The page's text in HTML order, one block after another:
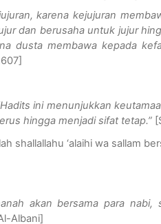
karena kejujuran
dan berusaha untuk jujur
dusta membawa kepada
]
ini menunjukkan
hingga menjadi sifat tetap.” [
shallallahu ‘alaihi wa sallam
akan bersama para nabi,
Albani]